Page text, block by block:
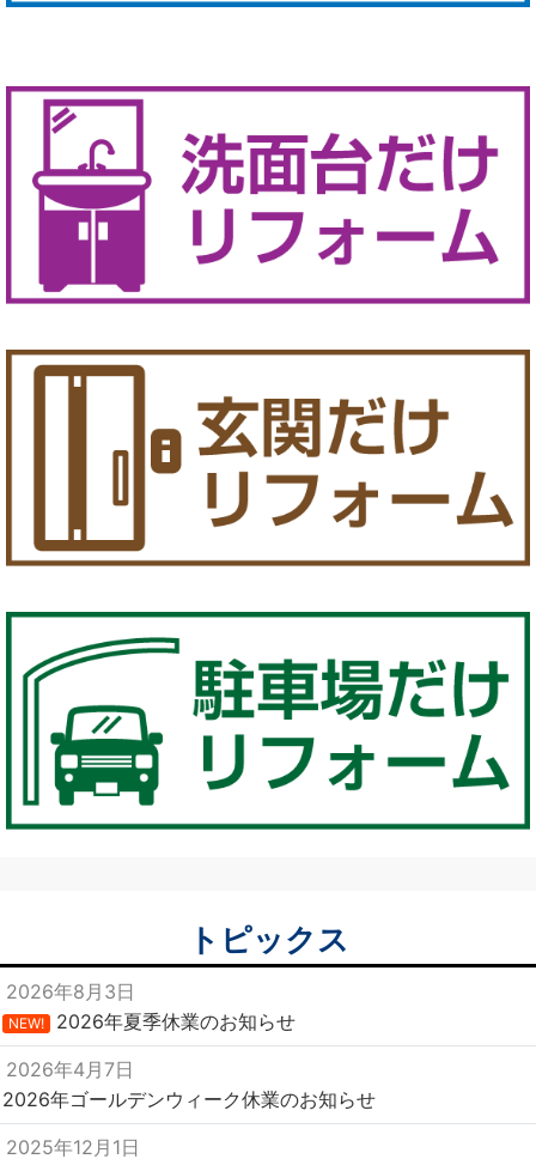
トピックス
2026年8月3日
NEW!
2026年夏季休業のお知らせ
2026年4月7日
2026年ゴールデンウィーク休業のお知らせ
2025年12月1日